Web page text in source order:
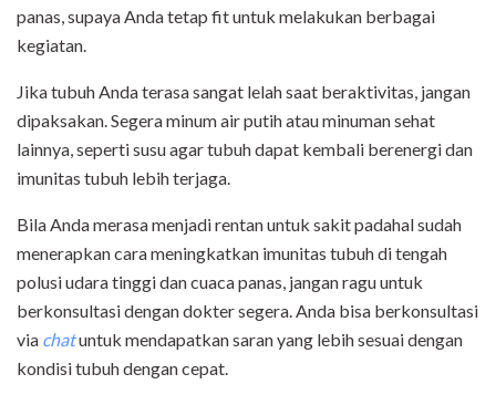
panas, supaya Anda tetap fit untuk melakukan berbagai
kegiatan.
Jika tubuh Anda terasa sangat lelah saat beraktivitas, jangan
dipaksakan. Segera minum air putih atau minuman sehat
lainnya, seperti susu agar tubuh dapat kembali berenergi dan
imunitas tubuh lebih terjaga.
Bila Anda merasa menjadi rentan untuk sakit padahal sudah
menerapkan cara meningkatkan imunitas tubuh di tengah
polusi udara tinggi dan cuaca panas, jangan ragu untuk
berkonsultasi dengan dokter segera. Anda bisa berkonsultasi
via chatuntuk mendapatkan saran yang lebih sesuai dengan
kondisi tubuh dengan cepat.